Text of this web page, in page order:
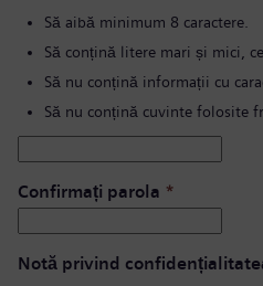
Să aibă minimum 8 caractere.
Să conțină litere mari și mici,
Să nu conțină informații cu
Să nu conțină cuvinte folosite
Confirmați parola *
Notă privind